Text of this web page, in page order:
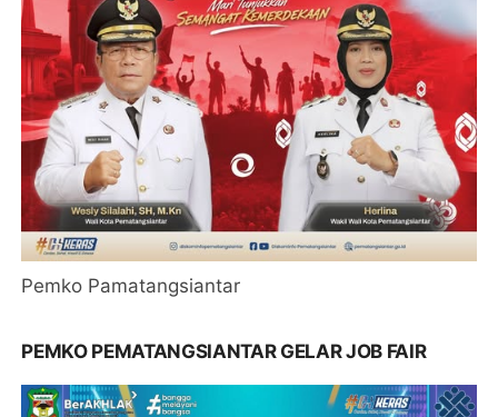
Pemko Pamatangsiantar
PEMKO PEMATANGSIANTAR GELAR JOB FAIR